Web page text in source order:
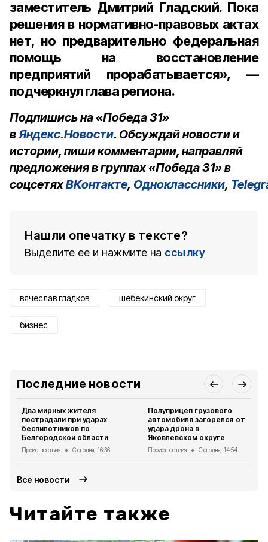
заместитель Дмитрий Гладский. Пока
решения в нормативно-правовых актах
нет, но предварительно федеральная
помощь на восстановление
предприятий прорабатывается», —
подчеркнул глава региона.
Подпишись на «Победа 31»
вЯндекс.Новости. Обсуждай новости и
истории, пиши комментарии, направляй
предложения в группах «Победа 31» в
соцсетяхВКонтакте, Одноклассники,
Нашли опечатку в тексте?
Выделите ее и нажмите на ссылку
вячеслав гладков шебекинский округ
бизнес
Последние новости
Два мирных жителя
пострадали при ударах
беспилотников по
Белгородской области
Происшествия Сегодня, 16:36
Полуприцеп грузового
автомобиля загорелся от
удара дрона в
Яковлевском округе
Происшествия Сегодня, 14:54
Все новости
Читайте также